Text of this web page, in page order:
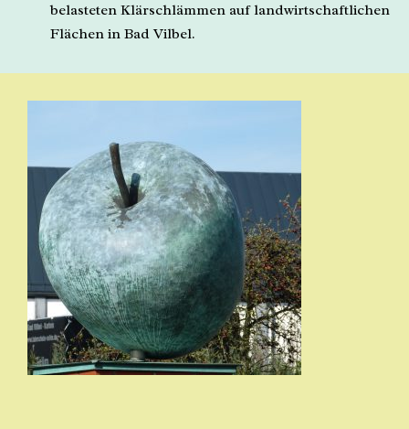
belasteten Klärschlämmen auf landwirtschaftlichen
Flächen in Bad Vilbel.